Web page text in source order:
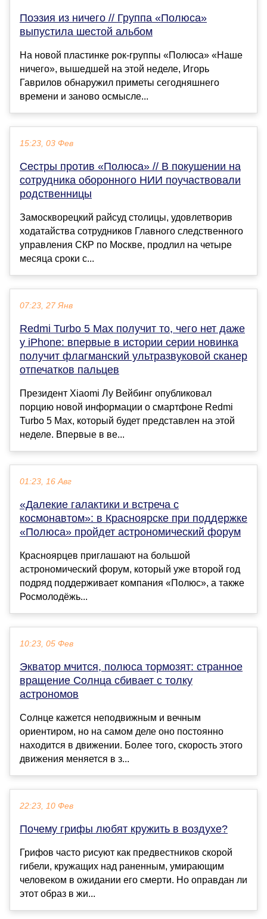
Поэзия из ничего // Группа «Полюса»
выпустила шестой альбом
На новой пластинке рок-группы «Полюса» «Наше
ничего», вышедшей на этой неделе, Игорь
Гаврилов обнаружил приметы сегодняшнего
времени и заново осмысле...
15:23, 03 Фев
Сестры против «Полюса» // В покушении на
сотрудника оборонного НИИ поучаствовали
родственницы
Замоскворецкий райсуд столицы, удовлетворив
ходатайства сотрудников Главного следственного
управления СКР по Москве, продлил на четыре
месяца сроки с...
07:23, 27 Янв
Redmi Turbo 5 Max получит то, чего нет даже
у iPhone: впервые в истории серии новинка
получит флагманский ультразвуковой сканер
отпечатков пальцев
Президент Xiaomi Лу Вейбинг опубликовал
порцию новой информации о смартфоне Redmi
Turbo 5 Max, который будет представлен на этой
неделе. Впервые в ве...
01:23, 16 Авг
«Далекие галактики и встреча с
космонавтом»: в Красноярске при поддержке
«Полюса» пройдет астрономический форум
Красноярцев приглашают на большой
астрономический форум, который уже второй год
подряд поддерживает компания «Полюс», а также
Росмолодёжь...
10:23, 05 Фев
Экватор мчится, полюса тормозят: странное
вращение Солнца сбивает с толку
астрономов
Солнце кажется неподвижным и вечным
ориентиром, но на самом деле оно постоянно
находится в движении. Более того, скорость этого
движения меняется в з...
22:23, 10 Фев
Почему грифы любят кружить в воздухе?
Грифов часто рисуют как предвестников скорой
гибели, кружащих над раненным, умирающим
человеком в ожидании его смерти. Но оправдан ли
этот образ в жи...